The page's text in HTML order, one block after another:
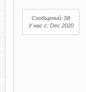
Сообщений: 58
У нас с: Dec 2020